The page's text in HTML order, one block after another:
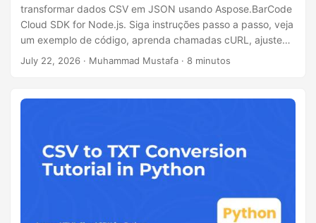
transformar dados CSV em JSON usando Aspose.BarCode
Cloud SDK for Node.js. Siga instruções passo a passo, veja
um exemplo de código, aprenda chamadas cURL, ajuste
opções de configuração e gerencie a implantação para o
July 22, 2026 · Muhammad Mustafa · 8 minutos